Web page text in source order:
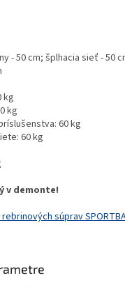
- 50 cm; šplhacia sieť - 50
kg
kg
60 kg
60 kg
v demonte!
súprav